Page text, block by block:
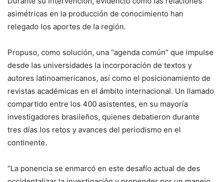
asimétricas en la producción de conocimiento han
relegado los aportes de la región.
Propuso, como solución, una “agenda común” que impulse
desde las universidades la incorporación de textos y
autores latinoamericanos, así como el posicionamiento de
revistas académicas en el ámbito internacional. Un llamado
compartido entre los 400 asistentes, en su mayoría
investigadores brasileños, quienes debatieron durante
tres días los retos y avances del periodismo en el
continente.
“La ponencia se enmarcó en este desafío actual de des